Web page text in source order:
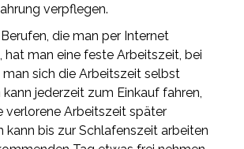
verpflegen.
die man per Internet
hat man eine feste Arbeitszeit, bei
man sich die Arbeitszeit selbst
kann jederzeit zum Einkauf fahren,
verlorene Arbeitszeit später
kann bis zur Schlafenszeit arbeiten